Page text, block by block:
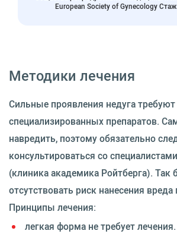
European Society of Gynecology
Методики лечения
Сильные проявления недуга
специализированных препаратов.
навредить, поэтому обязательно
консультироваться со
(клиника академика Ройтберга). Так
отсутствовать риск нанесения вреда
Принципы лечения:
легкая форма не требует